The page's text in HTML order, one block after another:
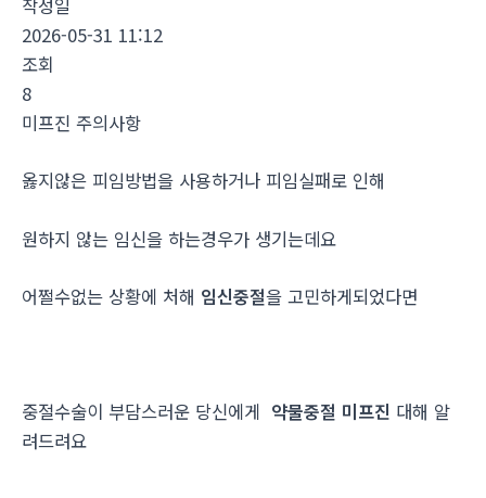
작성일
2026-05-31 11:12
조회
8
미­프진 주의사항
옳지않은 피임방법을 사용하거나 피임실패로 인해
원하지 않는 임신을 하는경우가 생기는데요
어쩔수없는 상황에 처해 임신중절을 고민하게되었다면
중절수술이 부담스러운 당신에게 약물중절 미프진 대해 알
려드려요